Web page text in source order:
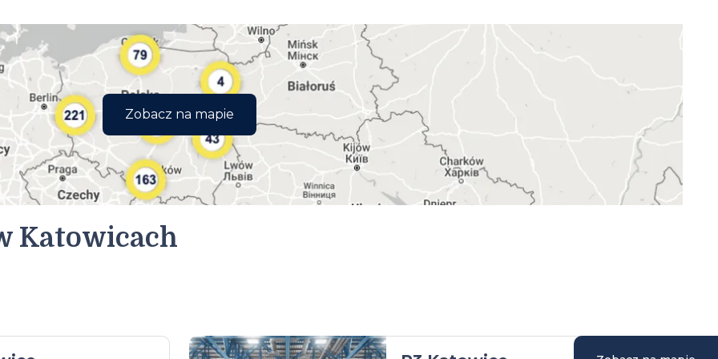
Zobacz na mapie
Katowicach